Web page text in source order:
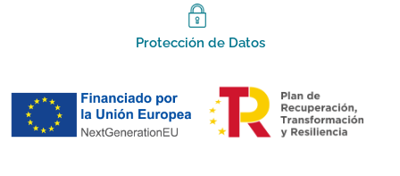
Protección de Datos